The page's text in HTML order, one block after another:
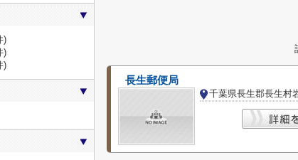
長生郵便局
千葉県長生郡長生村
)
)
)